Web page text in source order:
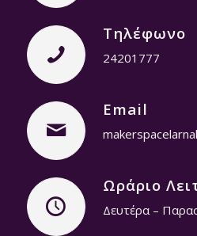
Τηλέφωνο
24201777
Email
Ωράριο
Δευτέρα –